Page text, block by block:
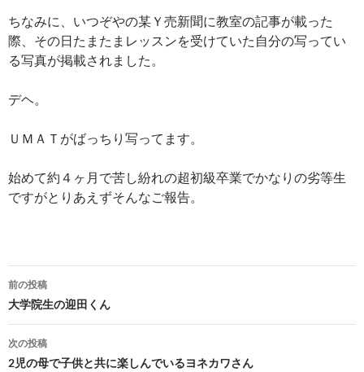
ちなみに、いつぞやの某Ｙ売新聞に教室の記事が載った
際、その日たまたまレッスンを受けていた自分の写ってい
る写真が掲載されました。
デヘ。
ＵＭＡＴがばっちり写ってます。
始めて約４ヶ月で苦し紛れの超初級卒業でかなりの劣等生
ですがとりあえずそんなご報告。
投
稿
ナ
ビ
前の投稿
大学院生の迎田くん
次の投稿
2児の母で子供と共に楽しんでいるヨネカワさん